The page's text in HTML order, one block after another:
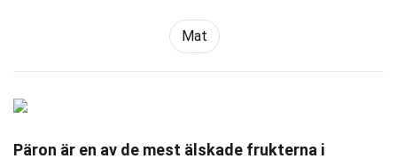
Mat
Päron är en av de mest älskade frukterna i